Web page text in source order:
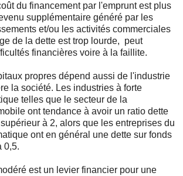
du financement par l'emprunt est plus
supplémentaire généré par les
et/ou les activités commerciales
de la dette est trop lourde, peut
financières voire à la faillite.
propres dépend aussi de l'industrie
la société. Les industries à forte
telles que le secteur de la
ont tendance à avoir un ratio dette
à 2, alors que les entreprises du
ont en général une dette sur fonds
0,5.
est un levier financier pour une